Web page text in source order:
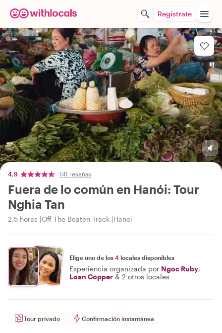
Regístrate
4,9 141 reseñas
Fuera de lo común en Hanói: Tour
Nghia Tan
2.5 horas Off The Beaten Track Hanoi
Elige uno de los 4 locales disponibles
Experiencia organizada por Ngoc Ruby,
Loan Copper & 2 otros locales
Tour privado Confirmación instantánea